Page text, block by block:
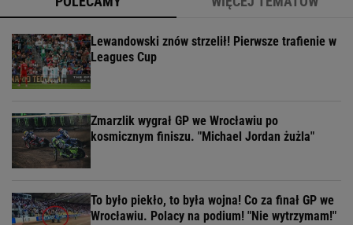
Lewandowski znów strzelił! Pierwsze trafienie w
Leagues Cup
Zmarzlik wygrał GP we Wrocławiu po
kosmicznym finiszu. "Michael Jordan żużla"
To było piekło, to była wojna! Co za finał GP we
Wrocławiu. Polacy na podium! "Nie wytrzymam!"